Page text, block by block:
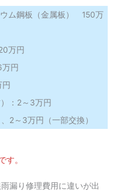
ム鋼板（金属板） 150万
万円
万円
円
：2～3万円
2～3万円（一部交換）
す。
漏り修理費用に違いが出